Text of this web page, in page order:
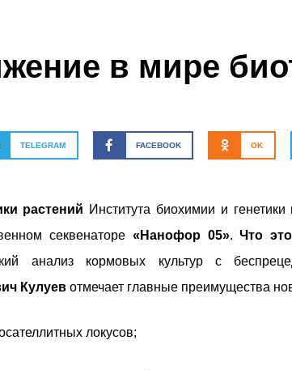
в мире
TELEGRAM FACEBOOK OK
растений Института биохимии и
секвенаторе «Нанофор 05».Что
анализ кормовых культур с
Кулуев отмечает главные преимущества
локусов;